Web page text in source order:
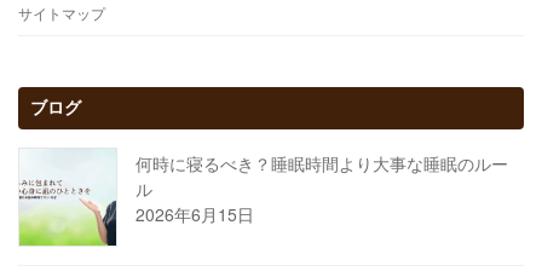
サイトマップ
ブログ
何時に寝るべき？睡眠時間より大事な睡眠のルー
ル
2026年6月15日